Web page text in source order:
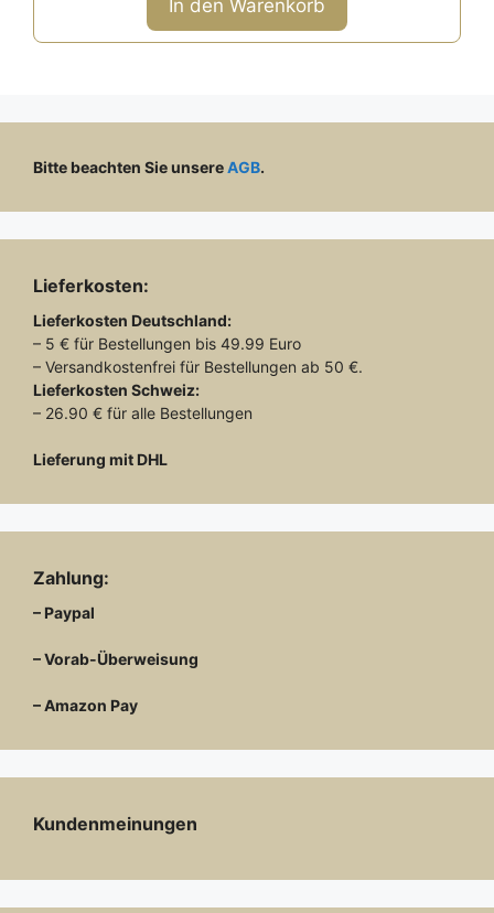
5
In den Warenkorb
Bitte beachten Sie unsereAGB.
Lieferkosten:
Lieferkosten Deutschland:
– 5 € für Bestellungen bis 49.99 Euro
– Versandkostenfrei für Bestellungen ab 50 €.
Lieferkosten Schweiz:
– 26.90 € für alle Bestellungen
Lieferung mit DHL
Zahlung:
– Paypal
– Vorab-Überweisung
– Amazon Pay
Kundenmeinungen